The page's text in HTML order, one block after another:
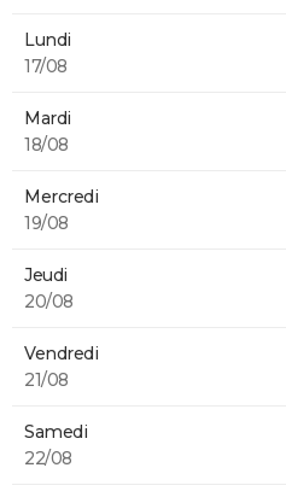
Lundi
17/08
Mardi
18/08
Mercredi
19/08
Jeudi
20/08
Vendredi
21/08
Samedi
22/08